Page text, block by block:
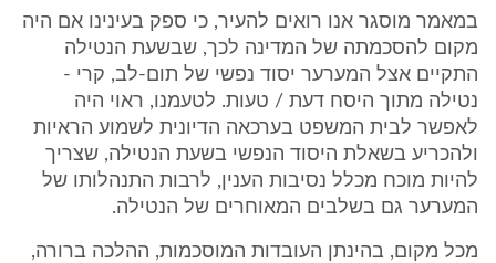
במאמר מוסגר אנו רואים להעיר, כי ספק בעינינו אם היה
מקום להסכמתה של המדינה לכך, שבשעת הנטילה
התקיים אצל המערער יסוד נפשי של תום-לב, קרי -
נטילה מתוך היסח דעת / טעות. לטעמנו, ראוי היה
לאפשר לבית המשפט בערכאה הדיונית לשמוע הראיות
ולהכריע בשאלת היסוד הנפשי בשעת הנטילה, שצריך
להיות מוכח מכלל נסיבות הענין, לרבות התנהלותו של
המערער גם בשלבים המאוחרים של הנטילה.
מכל מקום, בהינתן העובדות המוסכמות, ההלכה ברורה,